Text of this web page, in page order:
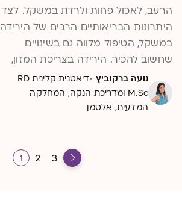
הרעב, לאכול פחות ולרדת במשקל. לצד
היתרונות הבריאותיים הרבים של הירידה
במשקל, הטיפול מלווה גם בשינויים
שחשוב להכיר. הירידה בצריכת המזון,
השובע המוקדם ולעיתים גם תופעות
לוואי במערכת העיכול, כמו בחילות,
תחושת מלאות, עצירות, שלשולים או
מולטי ויטמין ייעודי, המשלב זן פרוביוטי
נועה ברקוביץ ·
דיאטנית קלינית RD
M.Sc ומדריכת הנקה, המחלקה
המדעית, אלטמן
1 2 3